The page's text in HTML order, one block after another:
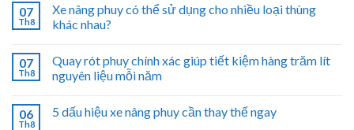
07
Th8
Xe nâng phuy có thể sử dụng cho nhiều loại thùng
khác nhau?
07
Th8
Quay rót phuy chính xác giúp tiết kiệm hàng trăm lít
nguyên liệu mỗi năm
06
Th8
5 dấu hiệu xe nâng phuy cần thay thế ngay